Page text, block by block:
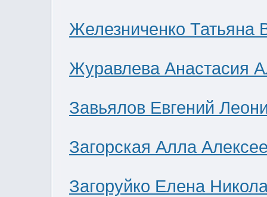
Железниченко Татьяна
Журавлева Анастасия
Завьялов Евгений
Загорская Алла
Загоруйко Елена